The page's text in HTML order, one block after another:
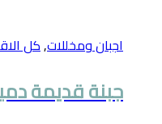
اجبان ومخللات,كل
جبنة قديمة